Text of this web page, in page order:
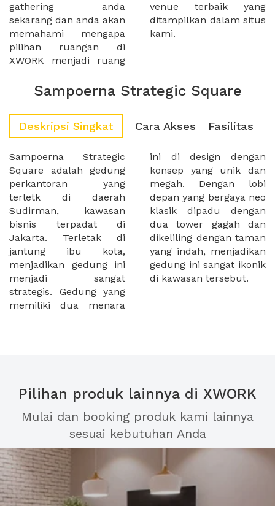
gathering anda
sekarang dan anda akan
memahami mengapa
pilihan ruangan di
XWORK menjadi ruang
venue terbaik yang
ditampilkan dalam situs
kami.
Sampoerna Strategic Square
Deskripsi Singkat Cara Akses Fasilitas
Sampoerna Strategic
Square adalah gedung
perkantoran yang
terletk di daerah
Sudirman, kawasan
bisnis terpadat di
Jakarta. Terletak di
jantung ibu kota,
menjadikan gedung ini
menjadi sangat
strategis. Gedung yang
memiliki dua menara
ini di design dengan
konsep yang unik dan
megah. Dengan lobi
depan yang bergaya neo
klasik dipadu dengan
dua tower gagah dan
dikeliling dengan taman
yang indah, menjadikan
gedung ini sangat ikonik
di kawasan tersebut.
Pilihan produk lainnya di XWORK
Mulai dan booking produk kami lainnya
sesuai kebutuhan Anda